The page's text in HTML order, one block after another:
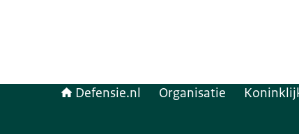
Defensie.nl Organisatie